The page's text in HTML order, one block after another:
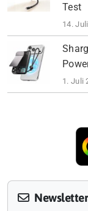
Test
14.
1. Juli